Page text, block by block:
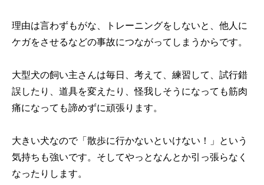
理由は言わずもがな、トレーニングをしないと、他人に
ケガをさせるなどの事故につながってしまうからです。
大型犬の飼い主さんは毎日、考えて、練習して、試行錯
誤したり、道具を変えたり、怪我しそうになっても筋肉
痛になっても諦めずに頑張ります。
大きい犬なので「散歩に行かないといけない！」という
気持ちも強いです。そしてやっとなんとか引っ張らなく
なったりします。